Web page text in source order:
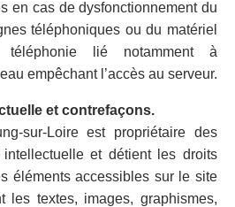
en cas de dysfonctionnement du
téléphoniques ou du matériel
lié notamment à
empêchant l’accès au serveur.
et contrefaçons.
sur-Loire est propriétaire des
et détient les droits
éléments accessibles sur le site
les textes, images, graphismes,